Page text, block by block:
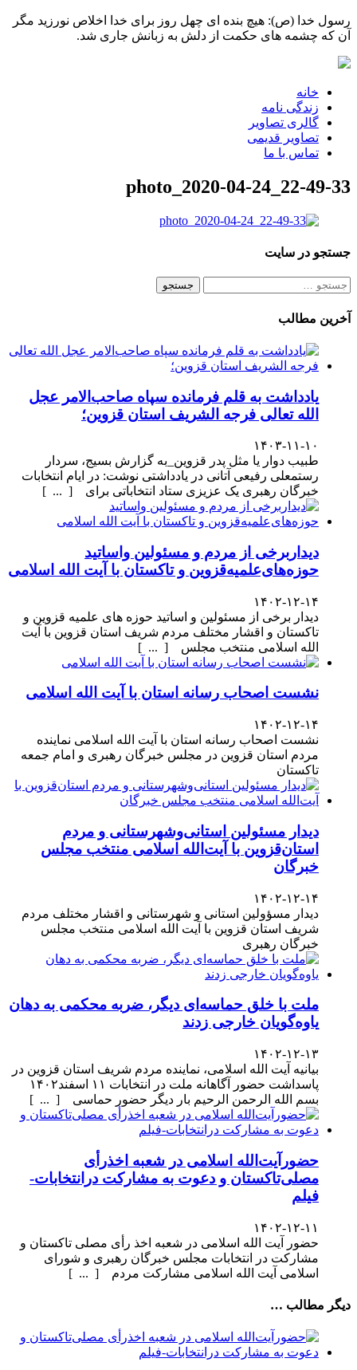
رسول خدا (ص): هیچ بنده ای چهل روز برای خدا اخلاص نورزید مگر
آن که چشمه های حکمت از دلش به زبانش جاری شد.
خانه
زندگی نامه
گالری تصاویر
تصاویر قدیمی
تماس با ما
photo_2020-04-24_22-49-33
جستجو در سایت
جستجو
آخرین مطالب
یادداشت به قلم فرمانده سپاه صاحب‌الامر عجل
الله تعالی فرجه الشریف استان قزوین؛
۱۴۰۳-۱۱-۱۰
طبیب دوار یا مثل پدر قزوین_به گزارش بسیج، سردار
رستمعلی رفیعی آتانی در یادداشتی نوشت: در ایام انتخابات
خبرگان رهبری یک عزیزی ستاد انتخاباتی برای [ ... ]
دیداربرخی از مردم و مسئولین واساتید
حوزه‌های‌علمیه‌قزوین و تاکستان با آیت الله اسلامی
۱۴۰۲-۱۲-۱۴
دیدار برخی از مسئولین و اساتید حوزه های علمیه قزوین و
تاکستان و اقشار مختلف مردم شریف استان قزوین با آیت
الله اسلامی منتخب مجلس [ ... ]
نشست اصحاب رسانه استان با آیت الله اسلامی
۱۴۰۲-۱۲-۱۴
نشست اصحاب رسانه استان با آیت الله اسلامی نماینده
مردم استان قزوین در مجلس خبرگان رهبری و امام جمعه
تاکستان
دیدار مسئولین استانی‌وشهرستانی و مردم‌
استان‌قزوین با آیت‌الله‌ اسلامی منتخب مجلس‌
خبرگان
۱۴۰۲-۱۲-۱۴
دیدار مسؤولین استانی و شهرستانی و اقشار مختلف مردم
شریف استان قزوین با آیت الله اسلامی منتخب مجلس
خبرگان رهبری
ملت با خلق حماسه‌ای دیگر، ضربه محکمی به دهان
یاوه‌گویان خارجی زدند
۱۴۰۲-۱۲-۱۳
بیانیه آیت الله اسلامی، نماینده مردم شریف استان قزوین در
پاسداشت حضور آگاهانه ملت در انتخابات ۱۱ اسفند۱۴۰۲
بسم الله الرحمن الرحیم بار دیگر حضور حماسی [ ... ]
حضورآیت‌الله اسلامی در شعبه اخذرأی
مصلی‌تاکستان و دعوت به مشارکت درانتخابات-
فیلم
۱۴۰۲-۱۲-۱۱
حضور آیت الله اسلامی در شعبه اخذ رأی مصلی تاکستان و
مشارکت در انتخابات مجلس خبرگان رهبری و شورای
اسلامی آیت الله اسلامی مشارکت مردم [ ... ]
دیگر مطالب …